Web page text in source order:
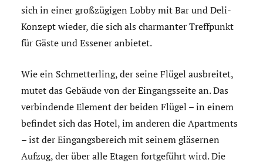
sich in einer großzügigen Lobby mit Bar und Deli-
Konzept wieder, die sich als charmanter Treffpunkt
für Gäste und Essener anbietet.
Wie ein Schmetterling, der seine Flügel ausbreitet,
mutet das Gebäude von der Eingangsseite an. Das
verbindende Element der beiden Flügel – in einem
befindet sich das Hotel, im anderen die Apartments
– ist der Eingangsbereich mit seinem gläsernen
Aufzug, der über alle Etagen fortgeführt wird. Die